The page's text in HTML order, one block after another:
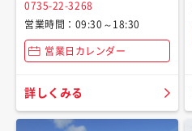
0735-22-3268
営業時間：09:30～18:30
営業日カレンダー
詳しくみる